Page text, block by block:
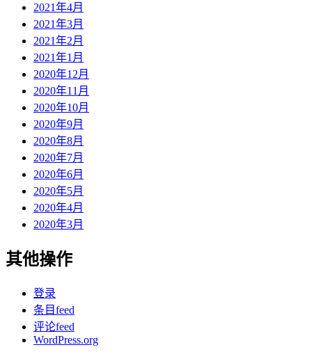
2021年4月
2021年3月
2021年2月
2021年1月
2020年12月
2020年11月
2020年10月
2020年9月
2020年8月
2020年7月
2020年6月
2020年5月
2020年4月
2020年3月
其他操作
登录
条目feed
评论feed
WordPress.org